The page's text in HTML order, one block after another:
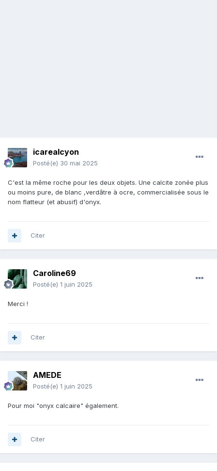
icarealcyon
Posté(e) 30 mai 2025
C'est la même roche pour les deux objets. Une calcite zonée plus
ou moins pure, de blanc ,verdâtre à ocre, commercialisée sous le
nom flatteur (et abusif) d'onyx.
Citer
Caroline69
Posté(e) 1 juin 2025
Merci !
Citer
AMEDE
Posté(e) 1 juin 2025
Pour moi "onyx calcaire" également.
Citer